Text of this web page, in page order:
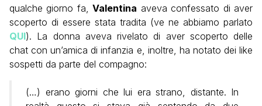
qualche giorno fa,Valentina aveva confessato di aver
scoperto di essere stata tradita (ve ne abbiamo parlato
QUI). La donna aveva rivelato di aver scoperto delle
chat con un’amica di infanzia e, inoltre, ha notato dei like
sospetti da parte del compagno:
(…) erano giorni che lui era strano, distante. In